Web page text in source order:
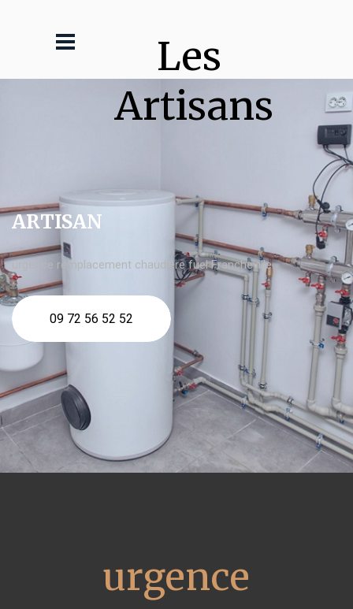
Les
Artisans
ARTISAN
urgence remplacement chaudière fuel Francheville
09 72 56 52 52
urgence